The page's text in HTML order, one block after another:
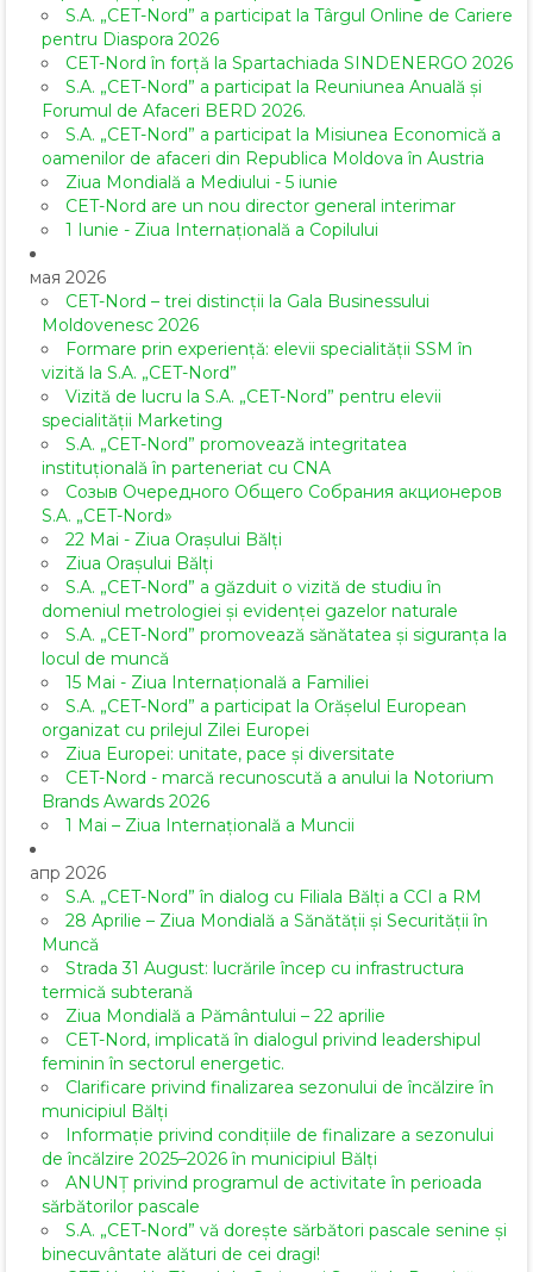
S.A. „CET-Nord” a participat la Târgul Online de Cariere
pentru Diaspora 2026
CET-Nord în forță la Spartachiada SINDENERGO 2026
S.A. „CET-Nord” a participat la Reuniunea Anuală și
Forumul de Afaceri BERD 2026.
S.A. „CET-Nord” a participat la Misiunea Economică a
oamenilor de afaceri din Republica Moldova în Austria
Ziua Mondială a Mediului - 5 iunie
CET-Nord are un nou director general interimar
1 Iunie - Ziua Internațională a Copilului
мая 2026
CET-Nord – trei distincții la Gala Businessului
Moldovenesc 2026
Formare prin experiență: elevii specialității SSM în
vizită la S.A. „CET-Nord”
Vizită de lucru la S.A. „CET-Nord” pentru elevii
specialității Marketing
S.A. „CET-Nord” promovează integritatea
instituțională în parteneriat cu CNA
Созыв Очередного Общего Собрания акционеров
S.A. „CET-Nord»
22 Mai - Ziua Orașului Bălți
Ziua Orașului Bălți
S.A. „CET-Nord” a găzduit o vizită de studiu în
domeniul metrologiei și evidenței gazelor naturale
S.A. „CET-Nord” promovează sănătatea și siguranța la
locul de muncă
15 Mai - Ziua Internațională a Familiei
S.A. „CET-Nord” a participat la Orășelul European
organizat cu prilejul Zilei Europei
Ziua Europei: unitate, pace și diversitate
CET-Nord - marcă recunoscută a anului la Notorium
Brands Awards 2026
1 Mai – Ziua Internațională a Muncii
апр 2026
S.A. „CET-Nord” în dialog cu Filiala Bălți a CCI a RM
28 Aprilie – Ziua Mondială a Sănătății și Securității în
Muncă
Strada 31 August: lucrările încep cu infrastructura
termică subterană
Ziua Mondială a Pământului – 22 aprilie
CET-Nord, implicată în dialogul privind leadershipul
feminin în sectorul energetic.
Clarificare privind finalizarea sezonului de încălzire în
municipiul Bălți
Informație privind condițiile de finalizare a sezonului
de încălzire 2025–2026 în municipiul Bălți
ANUNȚ privind programul de activitate în perioada
sărbătorilor pascale
S.A. „CET-Nord” vă dorește sărbători pascale senine și
binecuvântate alături de cei dragi!